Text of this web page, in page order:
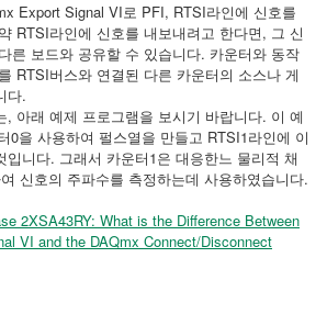
Export Signal VI로 PFI, RTSI라인에 신호를
RTSI라인에 신호를 내보내려고 한다면, 그 신
른 보드와 공유할 수 있습니다. 카운터와 동작
RTSI버스와 연결된 다른 카운터의 소스나 게
다.
, 아래 예제 프로그램을 보시기 바랍니다. 이 예
0을 사용하여 펄스열을 만들고 RTSI1라인에 이
입니다. 그래서 카운터1은 대응한느 물리적 채
신호의 주파수를 측정하는데 사용하였습니다.
2XSA43RY: What is the Difference Between
VI and the DAQmx Connect/Disconnect